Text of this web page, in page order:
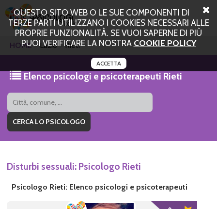
QUESTO SITO WEB O LE SUE COMPONENTI DI
TERZE PARTI UTILIZZANO I COOKIES NECESSARI ALLE
PROPRIE FUNZIONALITÀ. SE VUOI SAPERNE DI PIÙ
PUOI VERIFICARE LA NOSTRA COOKIE POLICY
ACCETTA
HOME Lazio Rieti
Elenco psicologi e psicoterapeuti Rieti
Disturbi sessuali: Psicologo Rieti
Psicologo Rieti: Elenco psicologi e psicoterapeuti